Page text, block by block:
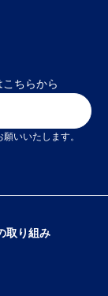
ちらから
いいたします。
取り組み